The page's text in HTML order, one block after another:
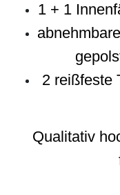
1 + 1
2 reißfeste
Qualitativ